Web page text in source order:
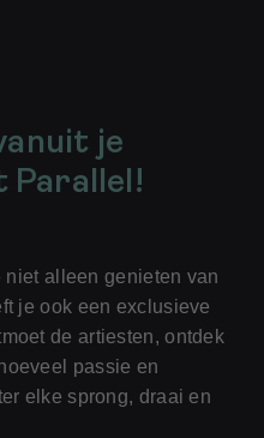
je
Parallel!
alleen genieten van
je ook een exclusieve
de artiesten, ontdek
passie en
elke sprong, draai en